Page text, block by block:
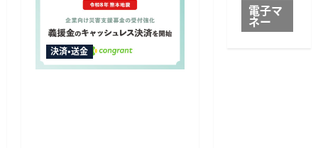
決済・送金
電子マ
ネー